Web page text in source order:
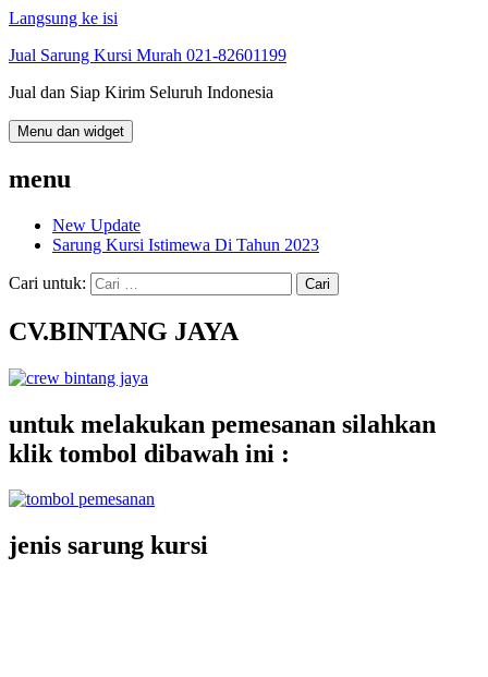
Langsung ke isi
Jual Sarung Kursi Murah 021-82601199
Jual dan Siap Kirim Seluruh Indonesia
Menu dan widget
menu
New Update
Sarung Kursi Istimewa Di Tahun 2023
Cari untuk:
CV.BINTANG JAYA
untuk melakukan pemesanan silahkan
klik tombol dibawah ini :
jenis sarung kursi